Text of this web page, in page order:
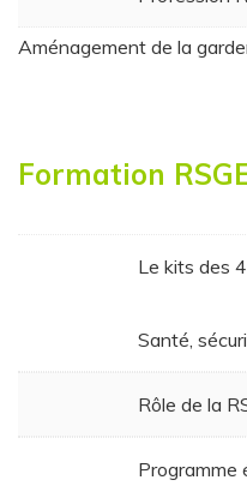
Aménagement de la
Formation
Le kits des
Santé,
Rôle de la
Programme